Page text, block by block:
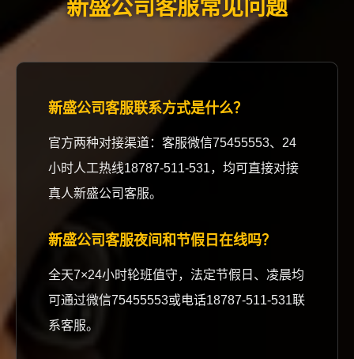
新盛公司客服常见问题
新盛公司客服联系方式是什么？
官方两种对接渠道：客服微信75455553、24
小时人工热线18787-511-531，均可直接对接
真人新盛公司客服。
新盛公司客服夜间和节假日在线吗？
全天7×24小时轮班值守，法定节假日、凌晨均
可通过微信75455553或电话18787-511-531联
系客服。